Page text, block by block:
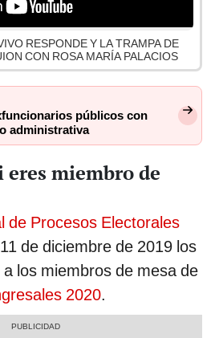
RESPONDE Y LA TRAMPA DE
CON ROSA MARÍA PALACIOS
públicos con
administrativa
eres miembro de
de Procesos Electorales
de diciembre de 2019 los
los miembros de mesa de
2020.